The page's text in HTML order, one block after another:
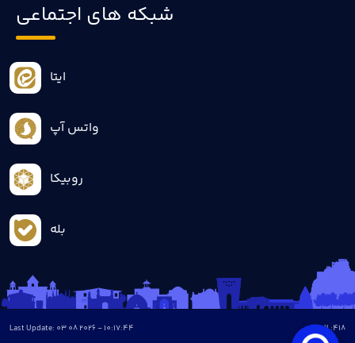
شبکه های اجتماعی
ایتا
واتس آپ
روبیکا
بله
Last Update: 03 08 2026 - 10:17:44 all :418